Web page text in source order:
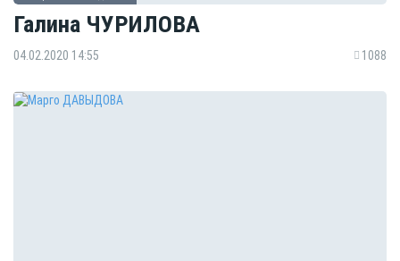
Галина ЧУРИЛОВА
04.02.2020 14:55 1088